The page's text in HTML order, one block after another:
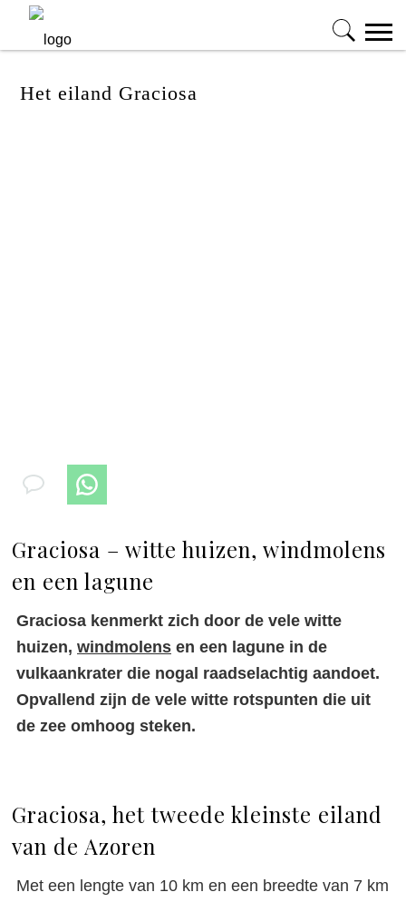
Het eiland Graciosa
Graciosa – witte huizen, windmolens
en een lagune
Graciosa kenmerkt zich door de vele witte
huizen, windmolens en een lagune in de
vulkaankrater die nogal raadselachtig aandoet.
Opvallend zijn de vele witte rotspunten die uit
de zee omhoog steken.
Graciosa, het tweede kleinste eiland
van de Azoren
Met een lengte van 10 km en een breedte van 7 km